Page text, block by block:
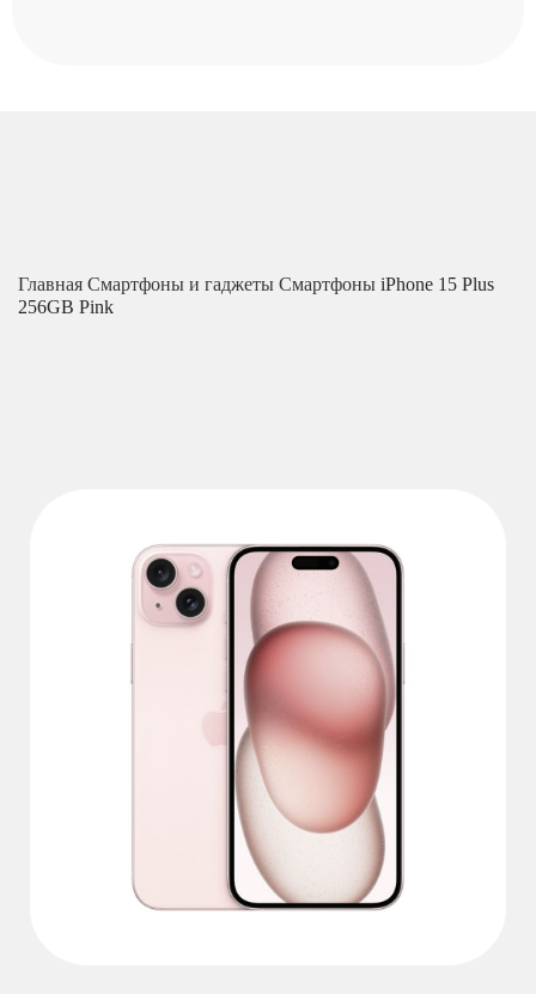
Главная Смартфоны и гаджеты Смартфоны iPhone 15 Plus
256GB Pink